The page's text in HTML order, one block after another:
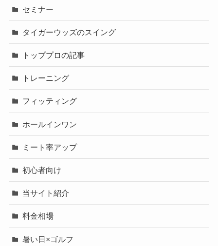
セミナー
タイガーウッズのスイング
トッププロの記事
トレーニング
フィッティング
ホールインワン
ミート率アップ
初心者向け
当サイト紹介
料金相場
暑い日×ゴルフ